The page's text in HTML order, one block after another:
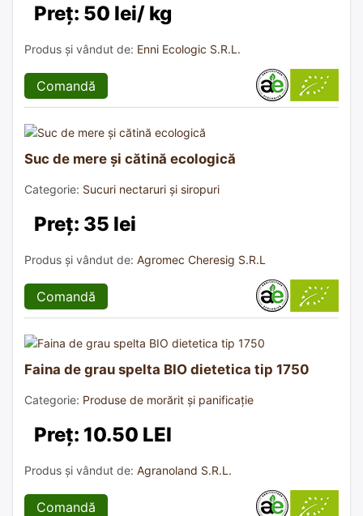
Preț: 50 lei/ kg
Produs și vândut de: Enni Ecologic S.R.L.
Comandă
Suc de mere și cătină ecologică
Categorie: Sucuri nectaruri și siropuri
Preț: 35 lei
Produs și vândut de: Agromec Cheresig S.R.L
Comandă
Faina de grau spelta BIO dietetica tip 1750
Categorie: Produse de morărit și panificație
Preț: 10.50 LEI
Produs și vândut de: Agranoland S.R.L.
Comandă